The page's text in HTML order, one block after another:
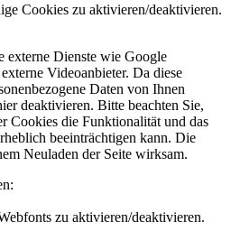
Cookies zu aktivieren/deaktivieren.
externe Dienste wie Google
Videoanbieter. Da diese
Daten von Ihnen
deaktivieren. Bitte beachten Sie,
Cookies die Funktionalität und das
beeinträchtigen kann. Die
Neuladen der Seite wirksam.
zu aktivieren/deaktivieren.